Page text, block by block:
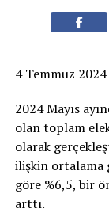
4 Temmuz 2024
2024 Mayıs
olan toplam
olarak
ilişkin ortalama
göre %6,5, bir
arttı.